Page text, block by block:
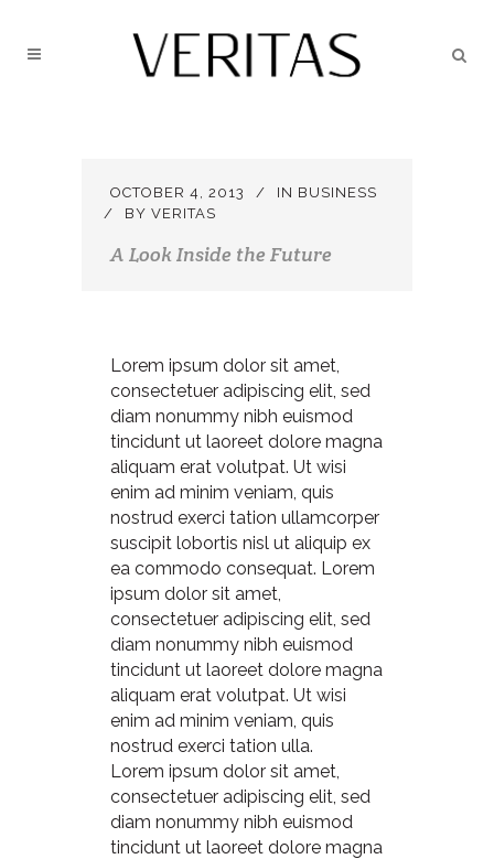
OCTOBER 4, 2013 IN BUSINESS
BY VERITAS
A Look Inside the Future
Lorem ipsum dolor sit amet,
consectetuer adipiscing elit, sed
diam nonummy nibh euismod
tincidunt ut laoreet dolore magna
aliquam erat volutpat. Ut wisi
enim ad minim veniam, quis
nostrud exerci tation ullamcorper
suscipit lobortis nisl ut aliquip ex
ea commodo consequat. Lorem
ipsum dolor sit amet,
consectetuer adipiscing elit, sed
diam nonummy nibh euismod
tincidunt ut laoreet dolore magna
aliquam erat volutpat. Ut wisi
enim ad minim veniam, quis
nostrud exerci tation ulla.
Lorem ipsum dolor sit amet,
consectetuer adipiscing elit, sed
diam nonummy nibh euismod
tincidunt ut laoreet dolore magna